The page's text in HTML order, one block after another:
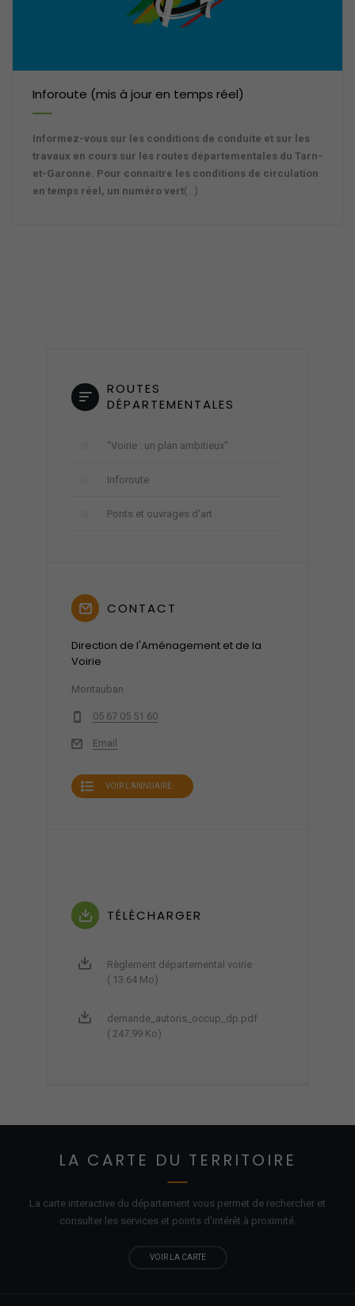
Inforoute (mis à jour en temps réel)
Informez-vous sur les conditions de conduite et sur les
travaux en cours sur les routes départementales du Tarn-
et-Garonne. Pour connaitre les conditions de circulation
en temps réel, un numéro vert(...)
ROUTES
DÉPARTEMENTALES
"Voirie : un plan ambitieux"
Inforoute
Ponts et ouvrages d'art
CONTACT
Direction de l'Aménagement et de la
Voirie
Montauban
05 67 05 51 60
Email
VOIR L’ANNUAIRE
TÉLÉCHARGER
Règlement départemental voirie
( 13.64 Mo)
demande_autoris_occup_dp.pdf
( 247.99 Ko)
LA CARTE DU TERRITOIRE
La carte interactive du département vous permet de rechercher et
consulter les services et points d'intérêt à proximité.
VOIR LA CARTE